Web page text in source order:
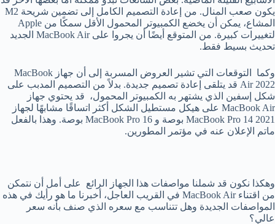
يكون صعب المنال. من إعادة التصميم الكامل إلى تضمين شريحة M2
المشاع، يمكن أن يخضع الكمبيوتر المحمول الأقل سمكًا من Apple
لتغييرات كبيرة. من المتوقع أيضًا أن يجروا على MacBook Air الجديد
تحديث بسيط فقط.
وكما التوقعات التي تشير العروض المسربة إلى أن جهاز MacBook
Air 2022 قد يتلقى إعادة تصميم جديدة. بدلاً من التصميم المدبب على
شكل إسفين الذي يشتهر به الكمبيوتر المحمول، قد يحتوي جهاز
MacBook Air على هيكل مستطيل الشكل أكثر اتساقًا مشابهًا لجهاز
2021 MacBook Pro 14 بوصة و MacBook Pro 16 بوصة. وهذا بالفعل
ماتم الإعلان عنه في مؤتمر المطورين.
وهكذا نكون قد شملنا مواصفات هذا الجهاز الرائع على أمل أن نتمكن
من اقتناء MacBook Air في القريب العاجل، أخبرنا ما هو رأيك في هذه
المواصفات الجديدة وهل تتناسب مع سعره الذي صنف بأنه سعر
عالي؟